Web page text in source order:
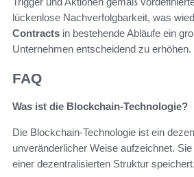
lückenlose Nachverfolgbarkeit, was
Contracts in bestehende Abläufe ein
Unternehmen entscheidend zu erhöhen.
FAQ
Was ist die Blockchain-Technologie?
Die Blockchain-Technologie ist ein
unveränderlicher Weise aufzeichnet.
einer dezentralisierten Struktur speichert.